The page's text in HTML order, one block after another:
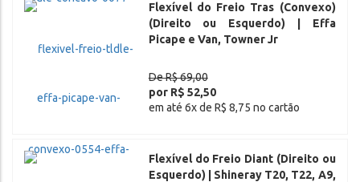
Flexível do Freio Tras (Convexo)
(Direito ou Esquerdo) | Effa
Picape e Van, Towner Jr
De R$ 69,00
por R$ 52,50
em até 6x de R$ 8,75 no cartão
Flexível do Freio Diant (Direito ou
Esquerdo) | Shineray T20, T22, A9,